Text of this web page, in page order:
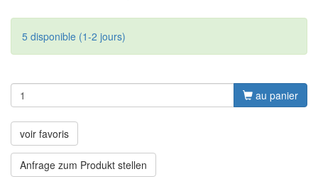
5 disponible (1-2 jours)
au panier
voir favoris
Anfrage zum Produkt stellen